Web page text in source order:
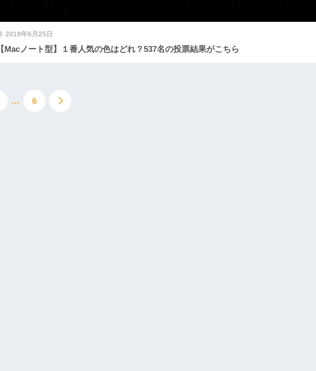
2019年6月25日
【Macノート型】１番人気の色はどれ？537名の投票結果がこちら
… 6